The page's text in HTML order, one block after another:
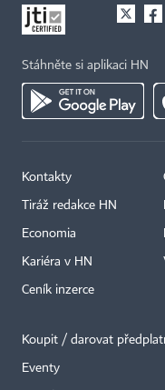
Stáhněte si aplikaci HN
Kontakty
Tiráž redakce HN
Economia
Kariéra v HN
Ceník inzerce
Koupit / darovat
Eventy